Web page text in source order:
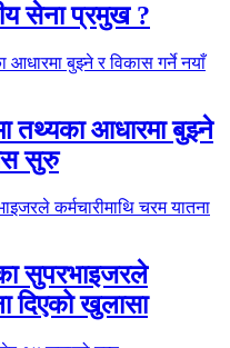
सेना प्रमुख ?
तथ्यका आधारमा बुझ्ने
सुरु
सुपरभाइजरले
दिएको खुलासा